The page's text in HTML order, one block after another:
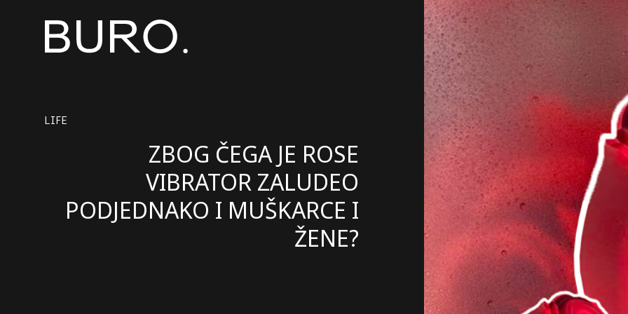
LIFE
ZBOG ČEGA JE ROSE
VIBRATOR ZALUDEO
PODJEDNAKO I MUŠKARCE I
ŽENE?